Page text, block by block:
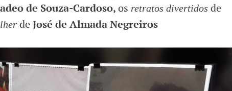
de Souza-Cardoso,os retratos divertidos de
de José de Almada Negreiros